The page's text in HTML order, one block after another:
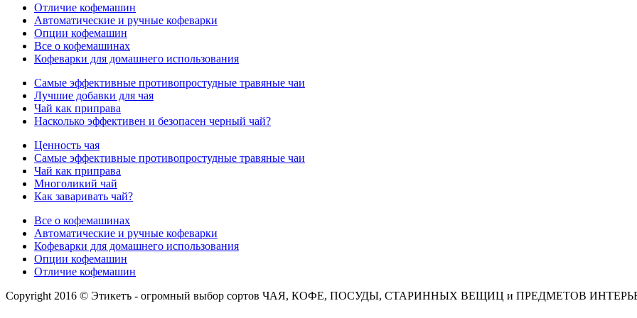
Отличие кофемашин
Автоматические и ручные кофеварки
Опции кофемашин
Все о кофемашинах
Кофеварки для домашнего использования
Самые эффективные противопростудные травяные чаи
Лучшие добавки для чая
Чай как приправа
Насколько эффективен и безопасен черный чай?
Ценность чая
Самые эффективные противопростудные травяные чаи
Чай как приправа
Многоликий чай
Как заваривать чай?
Все о кофемашинах
Автоматические и ручные кофеварки
Кофеварки для домашнего использования
Опции кофемашин
Отличие кофемашин
Copyright 2016 © Этикетъ - огромный выбор сортов ЧАЯ, КОФЕ, ПОСУДЫ, СТАРИННЫХ ВЕЩИЦ и ПРЕДМЕТОВ